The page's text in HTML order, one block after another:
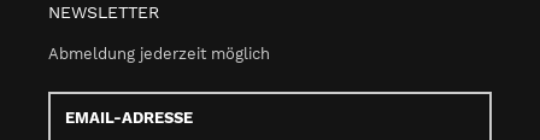
NEWSLETTER
Abmeldung jederzeit möglich
Adresse